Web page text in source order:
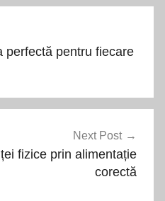
perfectă pentru fiecare
Next Post
fizice prin alimentație
corectă